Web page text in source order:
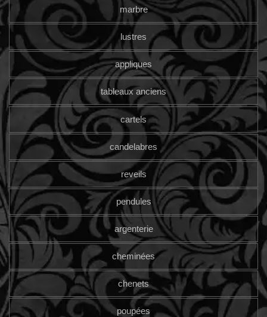
marbre
lustres
appliques
tableaux anciens
cartels
candelabres
reveils
pendules
argenterie
cheminées
chenets
poupées